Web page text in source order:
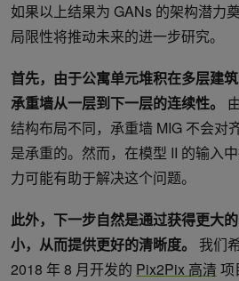
如果以上结果为 GANs 的架构潜力
局限性将推动未来的进一步研究。
首先，由于公寓单元堆积在多层建
承重墙从一层到下一层的连续性。
结构布局不同，承重墙 MIG 不会对
是承重的。然而，在模型 II 的输入
力可能有助于解决这个问题。
此外，下一步自然是通过获得更大
小，从而提供更好的清晰度。
我们
2018 年 8 月开发的 Pix2Pix 高清 项